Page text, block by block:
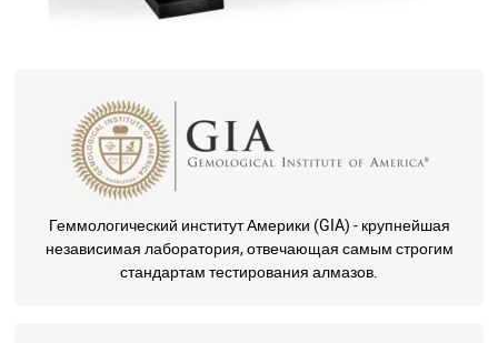
Геммологический институт Америки (GIA) - крупнейшая
независимая лаборатория, отвечающая самым строгим
стандартам тестирования алмазов.